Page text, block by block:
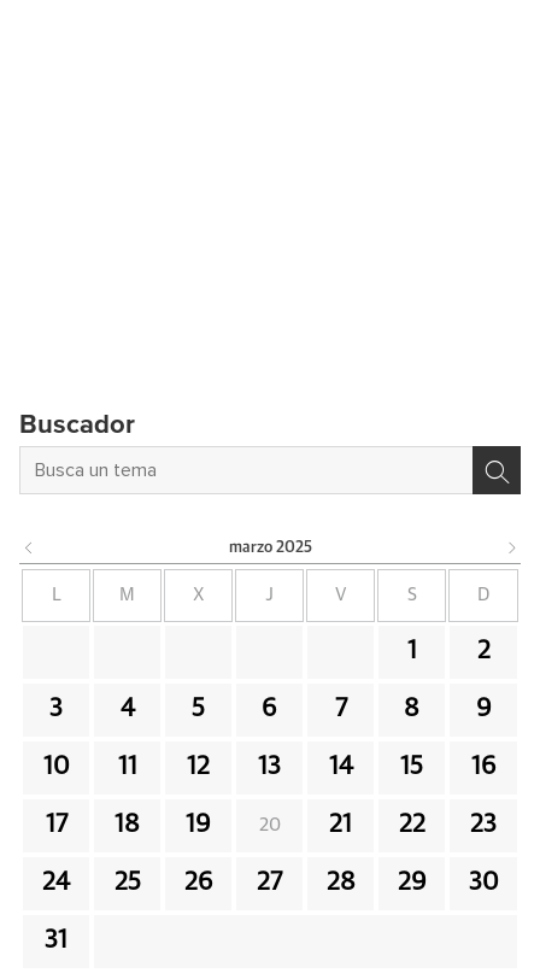
Buscador
marzo 2025
L M X J V S D
1 2
3 4 5 6 7 8 9
10 11 12 13 14 15 16
17 18 19 20 21 22 23
24 25 26 27 28 29 30
31